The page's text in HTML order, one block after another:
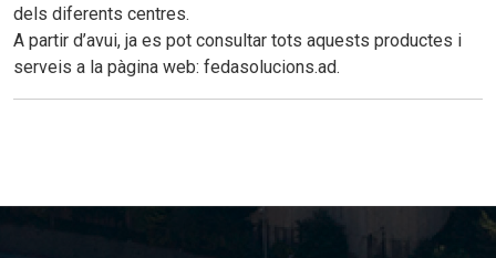
dels diferents centres.
A partir d’avui, ja es pot consultar tots aquests productes i
serveis a la pàgina web: fedasolucions.ad.